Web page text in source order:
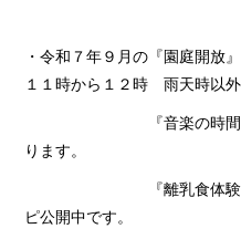
・令和７年９月の『園庭開
１１時から１２時 雨天時以外
『音楽の時間』...只
ります。
『離乳食体験』...現
ピ公開中です。